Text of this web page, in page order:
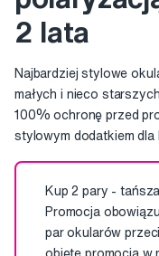
2 lata
Najbardziej stylowe
małych i nieco
100% ochronę przed
stylowym dodatkiem dla
Kup 2 pary -
Promocja
par okularów
objęte promocją w